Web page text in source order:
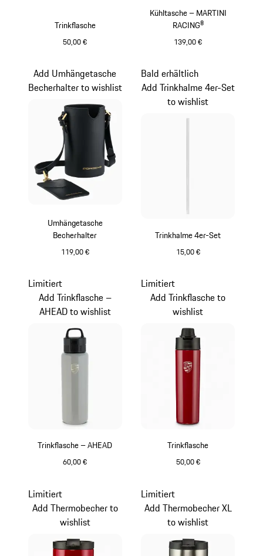
Trinkflasche
50,00 €
Kühltasche – MARTINI
RACING®
139,00 €
Umhängetasche
Becherhalter
119,00 €
Add Umhängetasche
Becherhalter to wishlist
Trinkhalme 4er-Set
15,00 €
Bald erhältlich
Add Trinkhalme 4er-Set
to wishlist
Trinkflasche – AHEAD
60,00 €
Limitiert
Add Trinkflasche –
AHEAD to wishlist
Trinkflasche
50,00 €
Limitiert
Add Trinkflasche to
wishlist
Limitiert
Add Thermobecher to
wishlist
Limitiert
Add Thermobecher XL
to wishlist